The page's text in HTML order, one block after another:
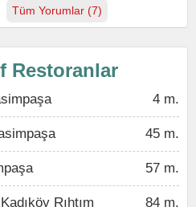
Tüm Yorumlar (7)
Restoranlar
4 m.
45 m.
57 m.
Rıhtım 84 m.